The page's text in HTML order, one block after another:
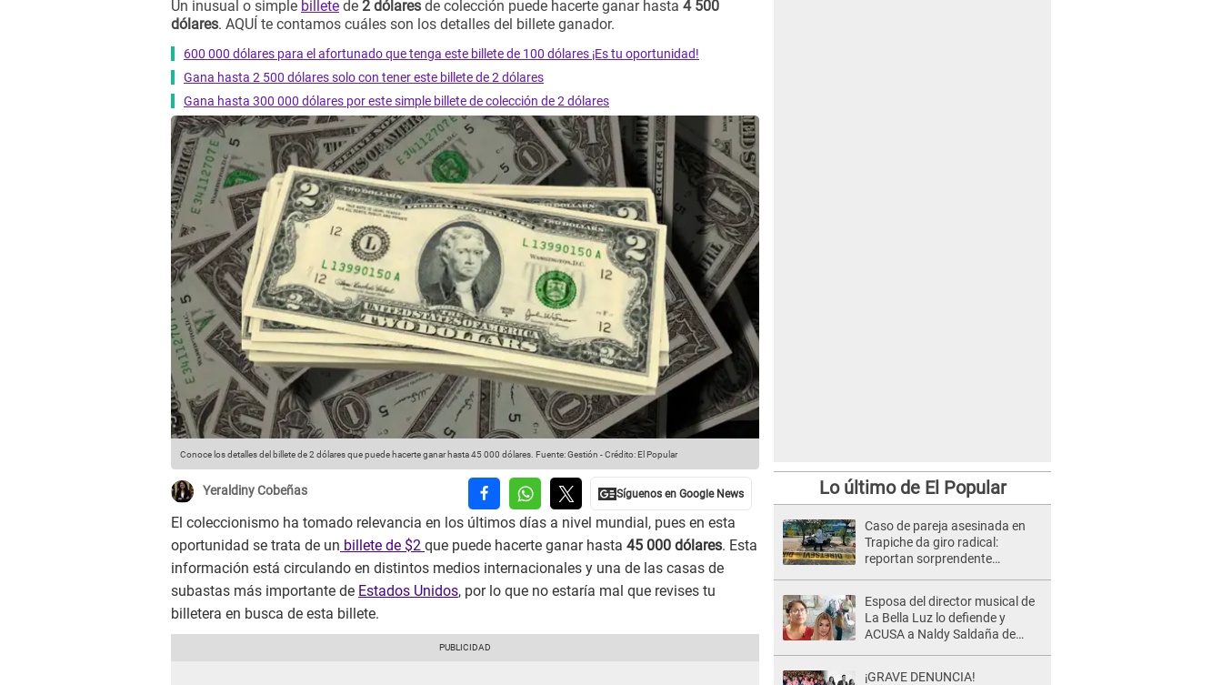
Un inusual o simple billete de 2 dólares de colección puede hacerte ganar hasta 4 500
dólares. AQUÍ te contamos cuáles son los detalles del billete ganador.
600 000 dólares para el afortunado que tenga este billete de 100 dólares ¡Es tu oportunidad!
Gana hasta 2 500 dólares solo con tener este billete de 2 dólares
Gana hasta 300 000 dólares por este simple billete de colección de 2 dólares
Conoce los detalles del billete de 2 dólares que puede hacerte ganar hasta 45 000 dólares. Fuente: Gestión -Crédito: El Popular
Yeraldiny Cobeñas
El coleccionismo ha tomado relevancia en los últimos días a nivel mundial, pues en esta
oportunidad se trata de un billete de $2 que puede hacerte ganar hasta 45 000 dólares. Esta
información está circulando en distintos medios internacionales y una de las casas de
subastas más importante de Estados Unidos, por lo que no estaría mal que revises tu
billetera en busca de esta billete.
Lo último de El Popular
Caso de pareja asesinada en
Trapiche da giro radical:
reportan sorprendente
Esposa del director musical de
La Bella Luz lo defiende y
ACUSA a Naldy Saldaña de
¡GRAVE DENUNCIA!